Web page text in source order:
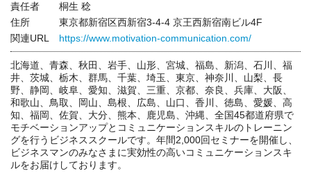
責任者
桐生 稔
住所
東京都新宿区西新宿3-4-4 京王西新宿南ビル4F
関連URL
https://www.motivation-communication.com/
北海道、青森、秋田、岩手、山形、宮城、福島、新潟、石川、福
井、茨城、栃木、群馬、千葉、埼玉、東京、神奈川、山梨、長
野、静岡、岐阜、愛知、滋賀、三重、京都、奈良、兵庫、大阪、
和歌山、鳥取、岡山、島根、広島、山口、香川、徳島、愛媛、高
知、福岡、佐賀、大分、熊本、鹿児島、沖縄、全国45都道府県で
モチベーションアップとコミュニケーションスキルのトレーニン
グを行うビジネススクールです。年間2,000回セミナーを開催し、
ビジネスマンのみなさまに実効性の高いコミュニケーションスキ
ルをお届けしております。